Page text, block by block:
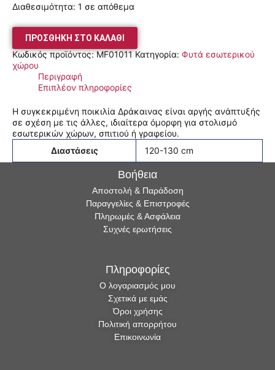
Διαθεσιμότητα: 1 σε απόθεμα
ΠΡΟΣΘΉΚΗ ΣΤΟ ΚΑΛΆΘΙ
Κωδικός προϊόντος:MF01011 Κατηγορία: Φυτά εσωτερικού
χώρου
Περιγραφή
Επιπλέον πληροφορίες
Η συγκεκριμένη ποικιλία Δράκαινας είναι αργής ανάπτυξής
σε σχέση με τις άλλες, ιδιαίτερα όμορφη για στολισμό
εσωτερικών χώρων, σπιτιού ή γραφείου.
Διαστάσεις
120-130 cm
Βοήθεια
Αποστολή & Παράδοση
Παραγγελίες & Επιστροφές
Πληρωμές & Ασφάλεια
Συχνές ερωτήσεις
Πληροφορίες
Ο λογαριασμός μου
Σχετικά με εμάς
Όροι χρήσης
Πολιτική απορρήτου
Επικοινωνία